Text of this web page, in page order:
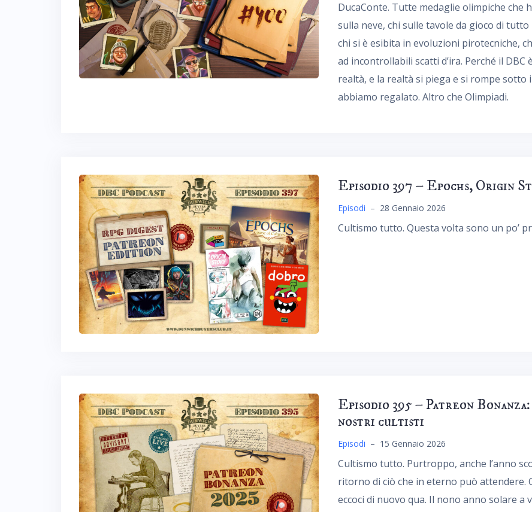
DucaConte. Tutte medaglie olimpiche che
sulla neve, chi sulle tavole da gioco di
chi si è esibita in evoluzioni pirotecniche,
ad incontrollabili scatti d’ira. Perché il
realtà, e la realtà si piega e si rompe sotto
abbiamo regalato. Altro che Olimpiadi.
Episodio 397 – Epochs, Origin
Episodi – 28 Gennaio 2026
Cultismo tutto. Questa volta sono un po’
Episodio 395 – Patreon
nostri cultisti
Episodi – 15 Gennaio 2026
Cultismo tutto. Purtroppo, anche l’anno
ritorno di ciò che in eterno può attendere.
eccoci di nuovo qua. Il nono anno solare a